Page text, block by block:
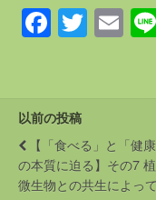
F
a
e
b
o
T
wi
E
m
以前の投稿
【「食べる」と「健
の本質に迫る】その7
微生物との共生によっ